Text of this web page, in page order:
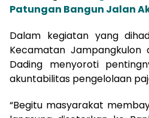
Patungan Bangun Jalan
Dalam kegiatan yang
Kecamatan
Dading menyoroti
akuntabilitas pengelolaan
“Begitu masyarakat